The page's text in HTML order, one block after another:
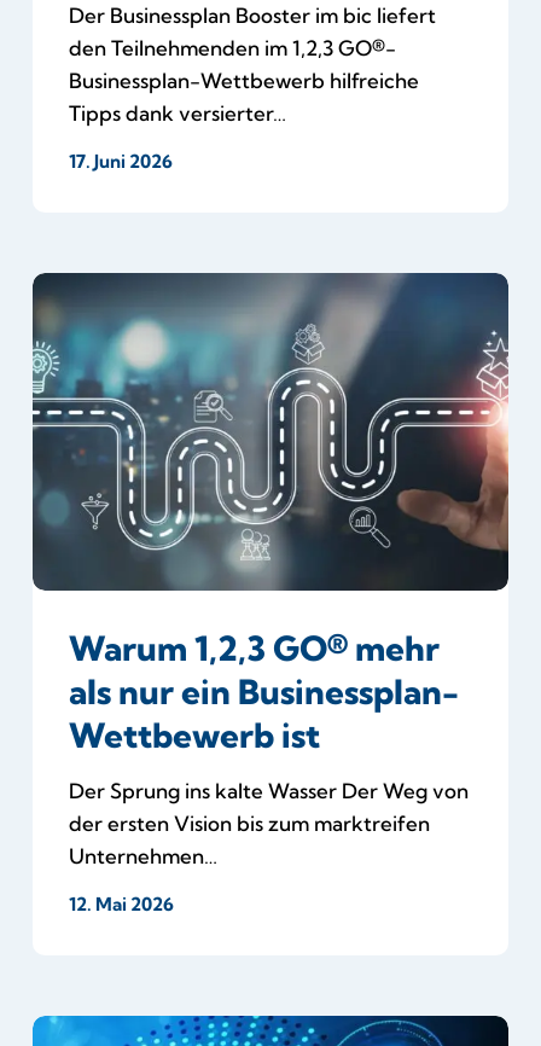
Der Businessplan Booster im bic liefert
den Teilnehmenden im 1,2,3 GO®-
Businessplan-Wettbewerb hilfreiche
Tipps dank versierter…
17. Juni 2026
Warum
1,2,3
GO®
mehr
als
ein
Businessplan-
Wettbewerb
ist
Warum 1,2,3 GO® mehr
als nur ein Businessplan-
Wettbewerb ist
Der Sprung ins kalte Wasser Der Weg von
der ersten Vision bis zum marktreifen
Unternehmen…
12. Mai 2026
1,2,3